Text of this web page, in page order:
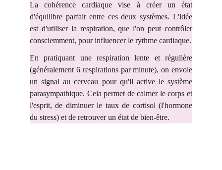
La cohérence cardiaque vise à créer un état
d'équilibre parfait entre ces deux systèmes. L'idée
est d'utiliser la respiration, que l'on peut contrôler
consciemment, pour influencer le rythme cardiaque.
En pratiquant une respiration lente et régulière
(généralement 6 respirations par minute), on envoie
un signal au cerveau pour qu'il active le système
parasympathique. Cela permet de calmer le corps et
l'esprit, de diminuer le taux de cortisol (l'hormone
du stress) et de retrouver un état de bien-être.